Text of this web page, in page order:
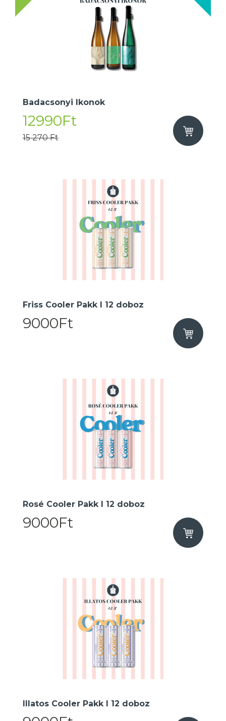
Badacsonyi Ikonok
12990Ft
15 270 Ft
Friss Cooler Pakk I 12 doboz
9000Ft
Rosé Cooler Pakk I 12 doboz
9000Ft
Illatos Cooler Pakk I 12 doboz